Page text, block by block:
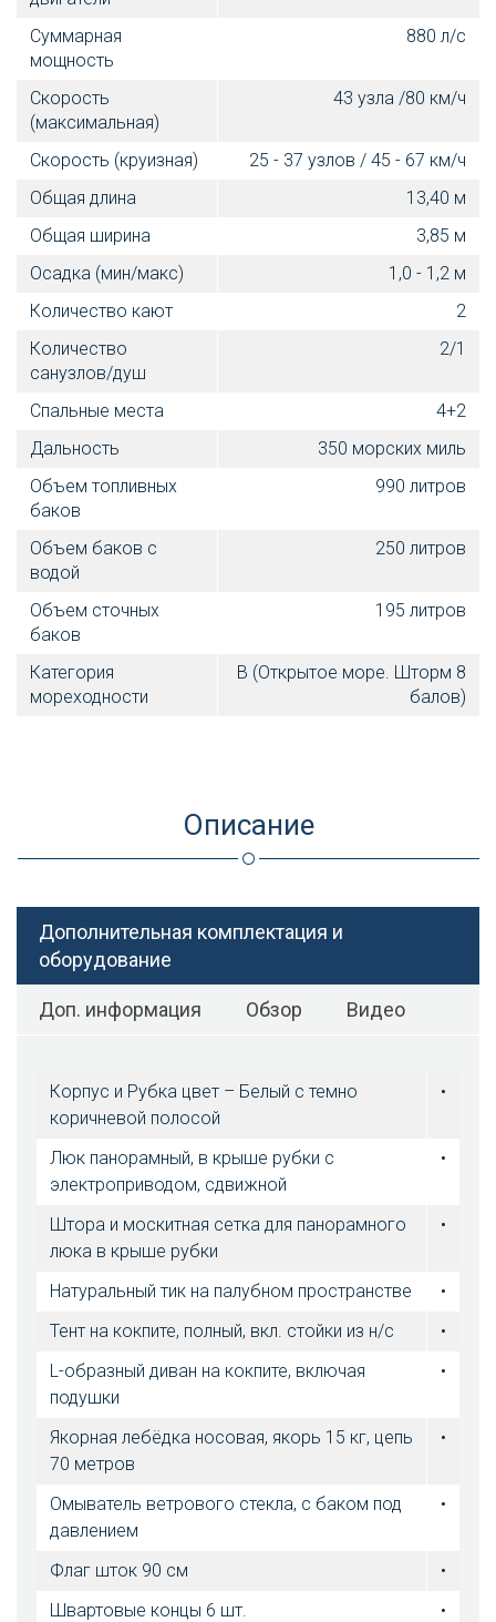
Суммарная
мощность
880 л/с
Скорость
(максимальная)
43 узла /80 км/ч
Скорость (круизная)
25 - 37 узлов / 45 - 67 км/ч
Общая длина
13,40 м
Общая ширина
3,85 м
Осадка (мин/макс)
1,0 - 1,2 м
Количество кают
2
Количество
санузлов/душ
2/1
Спальные места
4+2
Дальность
350 морских миль
Объем топливных
баков
990 литров
Объем баков с
водой
250 литров
Объем сточных
баков
195 литров
Категория
мореходности
B (Открытое море. Шторм 8
балов)
Описание
Дополнительная комплектация и
оборудование
Доп. информация Обзор Видео
Корпус и Рубка цвет – Белый с темно
коричневой полосой
•
Люк панорамный, в крыше рубки с
электроприводом, сдвижной
•
Штора и москитная сетка для панорамного
люка в крыше рубки
•
Натуральный тик на палубном пространстве
•
Тент на кокпите, полный, вкл. стойки из н/с
•
L-образный диван на кокпите, включая
подушки
•
Якорная лебёдка носовая, якорь 15 кг, цепь
70 метров
•
Омыватель ветрового стекла, с баком под
давлением
•
Флаг шток 90 см
•
Швартовые концы 6 шт.
•